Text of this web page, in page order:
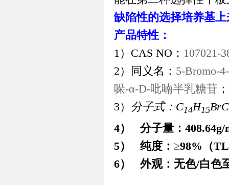
缺陷性的选择培养基
产品特性：
1）CAS NO ： 107021-
2）同义名： 5-Bromo-
哚-α-D-吡喃半乳糖苷 ；
3） 分子式： C14H15
4） 分子量： 408.64g/
5） 纯度： ≥98% （
6） 外观：无色/白色